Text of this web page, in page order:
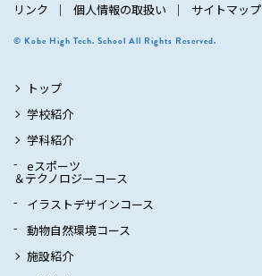
リンク 個人情報の取扱い サイトマップ
© Kobe High Tech. School All Rights Reserved.
トップ
学校紹介
学科紹介
eスポーツ
＆テクノロジーコース
イラストデザインコース
動物自然環境コース
施設紹介